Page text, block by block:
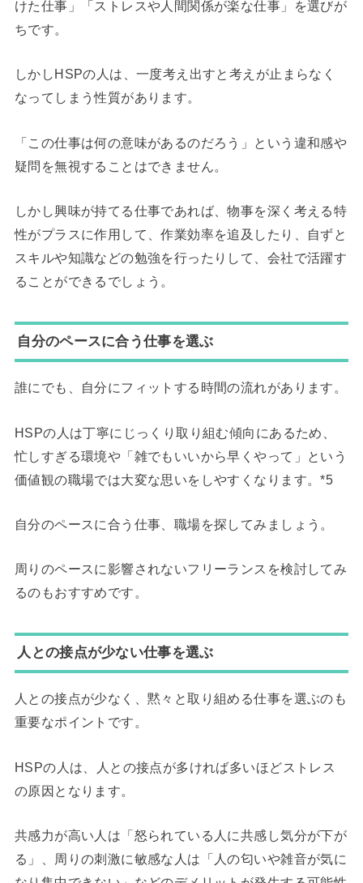
けた仕事」「ストレスや人間関係が楽な仕事」を選びが
ちです。
しかしHSPの人は、一度考え出すと考えが止まらなく
なってしまう性質があります。
「この仕事は何の意味があるのだろう」という違和感や
疑問を無視することはできません。
しかし興味が持てる仕事であれば、物事を深く考える特
性がプラスに作用して、作業効率を追及したり、自ずと
スキルや知識などの勉強を行ったりして、会社で活躍す
ることができるでしょう。
自分のペースに合う仕事を選ぶ
誰にでも、自分にフィットする時間の流れがあります。
HSPの人は丁寧にじっくり取り組む傾向にあるため、
忙しすぎる環境や「雑でもいいから早くやって」という
価値観の職場では大変な思いをしやすくなります。*5
自分のペースに合う仕事、職場を探してみましょう。
周りのペースに影響されないフリーランスを検討してみ
るのもおすすめです。
人との接点が少ない仕事を選ぶ
人との接点が少なく、黙々と取り組める仕事を選ぶのも
重要なポイントです。
HSPの人は、人との接点が多ければ多いほどストレス
の原因となります。
共感力が高い人は「怒られている人に共感し気分が下が
る」、周りの刺激に敏感な人は「人の匂いや雑音が気に